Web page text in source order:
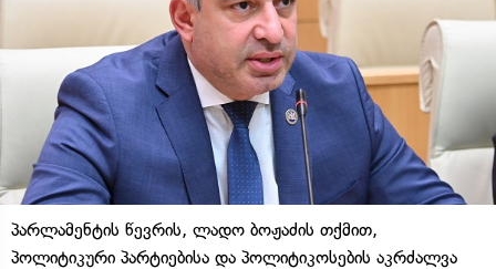
პარლამენტის წევრის, ლადო ბოჟაძის თქმით,
პოლიტიკური პარტიებისა და პოლიტიკოსების აკრძალვა